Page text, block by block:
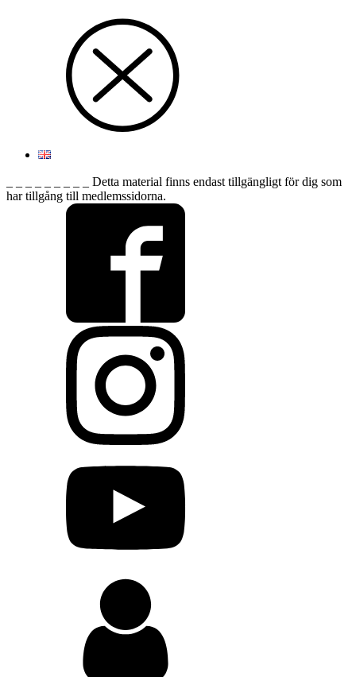
_ _ _ _ _ _ _ _ _ Detta material finns endast tillgängligt för dig som
har tillgång till medlemssidorna.